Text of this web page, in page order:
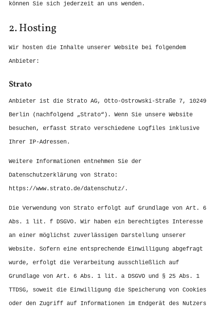
können Sie sich jederzeit an uns wenden.
2. Hosting
Wir hosten die Inhalte unserer Website bei folgendem
Anbieter:
Strato
Anbieter ist die Strato AG, Otto-Ostrowski-Straße 7, 10249
Berlin (nachfolgend „Strato“). Wenn Sie unsere Website
besuchen, erfasst Strato verschiedene Logfiles inklusive
Ihrer IP-Adressen.
Weitere Informationen entnehmen Sie der
Datenschutzerklärung von Strato:
https://www.strato.de/datenschutz/ .
Die Verwendung von Strato erfolgt auf Grundlage von Art. 6
Abs. 1 lit. f DSGVO. Wir haben ein berechtigtes Interesse
an einer möglichst zuverlässigen Darstellung unserer
Website. Sofern eine entsprechende Einwilligung abgefragt
wurde, erfolgt die Verarbeitung ausschließlich auf
Grundlage von Art. 6 Abs. 1 lit. a DSGVO und § 25 Abs. 1
TTDSG, soweit die Einwilligung die Speicherung von Cookies
oder den Zugriff auf Informationen im Endgerät des Nutzers